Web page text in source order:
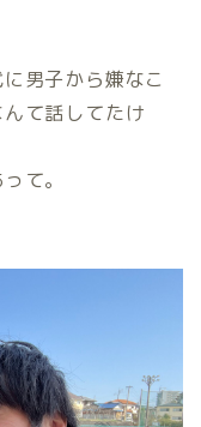
男子から嫌なこ
て話してたけ
て。